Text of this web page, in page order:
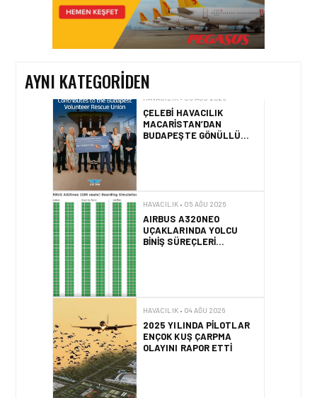
AYNI KATEGORIDEN
YAKIT MALIYETLERINDEKI
YÜZDE 46’LIK ARTIŞA
KARŞI HANGI ÖNLEMLER
ALINIYOR?
HAVACILIK • 05 AĞU 2026
ÇELEBI HAVACILIK
MACARISTAN’DAN
BUDAPEŞTE GÖNÜLLÜ
HAVACILIK • 05 AĞU 2026
AIRBUS A320NEO
UÇAKLARINDA YOLCU
BINIŞ SÜREÇLERI
HAVACILIK • 04 AĞU 2026
2025 YILINDA PILOTLAR
ENÇOK KUŞ ÇARPMA
OLAYINI RAPOR ETTI